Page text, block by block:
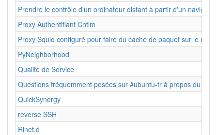
Prendre le contrôle d'un ordinateur distant à partir d'un
Proxy Authentifiant Cntlm
Proxy Squid configuré pour faire du cache de paquet sur le
PyNeighborhood
Qualité de Service
Questions fréquemment posées sur #ubuntu-fr à propos du
QuickSynergy
reverse SSH
Rinet.d